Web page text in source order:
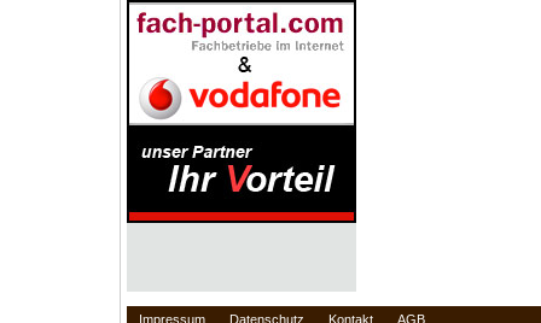
Impressum Datenschutz Kontakt AGB